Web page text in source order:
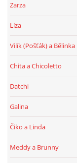
Zarza
Líza
Vilík (Pošťák) a Bělinka
Chita a Chicoletto
Datchi
Galina
Čiko a Linda
Meddy a Brunny